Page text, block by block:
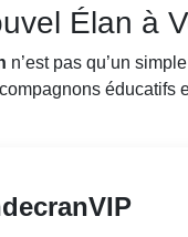
Élan à
n’est pas qu’un
éducatifs